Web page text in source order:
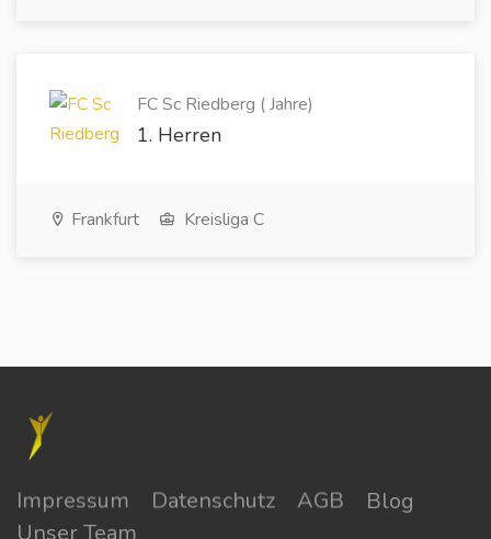
FC Sc Riedberg ( Jahre)
1. Herren
Frankfurt Kreisliga C
Impressum Datenschutz AGB
Blog
Unser Team